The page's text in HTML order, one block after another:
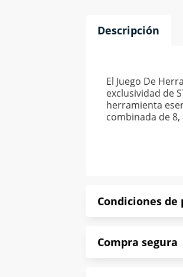
Descripción
El Juego De
exclusividad de
herramienta
combinada de 8,
Condiciones de
Compra segura